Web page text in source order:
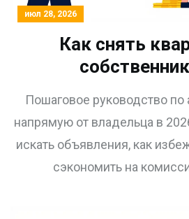
июл 28, 2026
Как снять
2026 году:
Пошаговое руководство по
напрямую от владельца в
искать объявления, как
сэкономить на